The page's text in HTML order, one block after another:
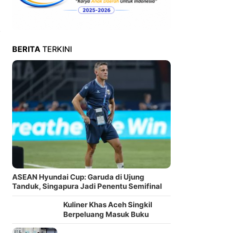
BERITA TERKINI
ASEAN Hyundai Cup: Garuda di Ujung
Tanduk, Singapura Jadi Penentu Semifinal
Kuliner Khas Aceh Singkil
Berpeluang Masuk Buku
Resep Nusantara